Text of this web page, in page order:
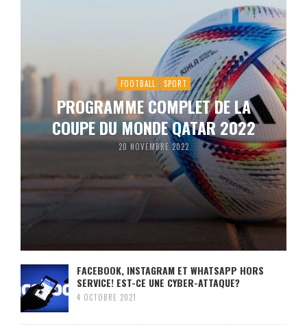
FOOTBALL SPORT
PROGRAMME COMPLET DE LA
COUPE DU MONDE QATAR 2022
20 NOVEMBRE 2022
FACEBOOK, INSTAGRAM ET WHATSAPP HORS
SERVICE! EST-CE UNE CYBER-ATTAQUE?
4 OCTOBRE 2021